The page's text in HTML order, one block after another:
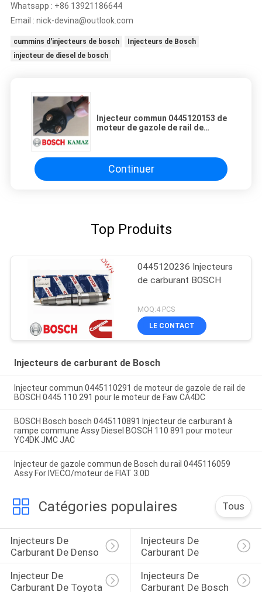
Whatsapp : +86 13921186644
Email : nick-devina@outlook.com
cummins d'injecteurs de bosch
Injecteurs de Bosch
injecteur de diesel de bosch
Injecteur commun 0445120153 de
moteur de gazole de rail de
Continuer
Top Produits
0445120236 Injecteurs
de carburant BOSCH
MOQ:4 PCS
LE CONTACT
Injecteurs de carburant de Bosch
Injecteur commun 0445110291 de moteur de gazole de rail de
BOSCH 0445 110 291 pour le moteur de Faw CA4DC
BOSCH Bosch bosch 0445110891 Injecteur de carburant à
rampe commune Assy Diesel BOSCH 110 891 pour moteur
YC4DK JMC JAC
Injecteur de gazole commun de Bosch du rail 0445116059
Assy For IVECO/moteur de FIAT 3.0D
Catégories populaires Tous
Injecteurs De
Carburant De Denso
Injecteurs De
Carburant De
Injecteur De
Carburant De Toyota
Injecteurs De
Carburant De Bosch